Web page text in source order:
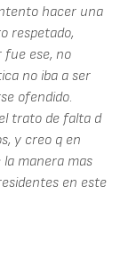
hacer una
respetado,
fue ese, no
no iba a ser
ofendido.
trato de falta d
y creo q en
manera mas
en este